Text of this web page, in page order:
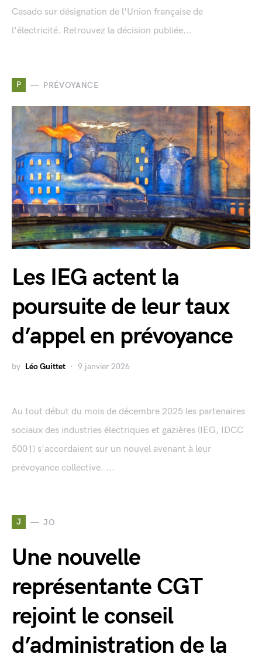
Casado sur désignation de l'Union française de
l'électricité. Retrouvez la décision publiée...
P PRÉVOYANCE
Les IEG actent la
poursuite de leur taux
d’appel en prévoyance
by Léo Guittet 9 janvier 2026
Au tout début du mois de décembre 2025 les partenaires
sociaux des industries électriques et gazières (IEG, IDCC
5001) s'accordaient sur un nouvel avenant à leur
prévoyance collective. ...
J JO
Une nouvelle
représentante CGT
rejoint le conseil
d’administration de la